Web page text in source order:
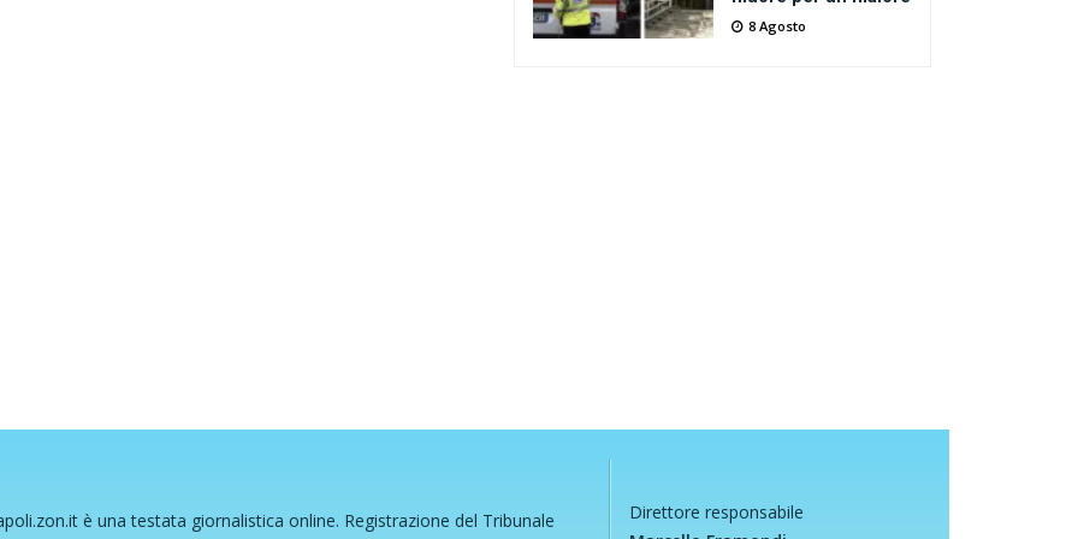
8 Agosto
è una testata giornalistica online. Registrazione del Tribunale
Direttore responsabile